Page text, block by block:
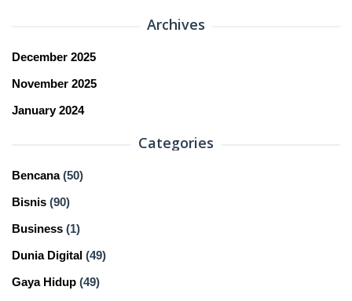
Archives
December 2025
November 2025
January 2024
Categories
Bencana(50)
Bisnis (90)
Business (1)
Dunia Digital (49)
Gaya Hidup (49)